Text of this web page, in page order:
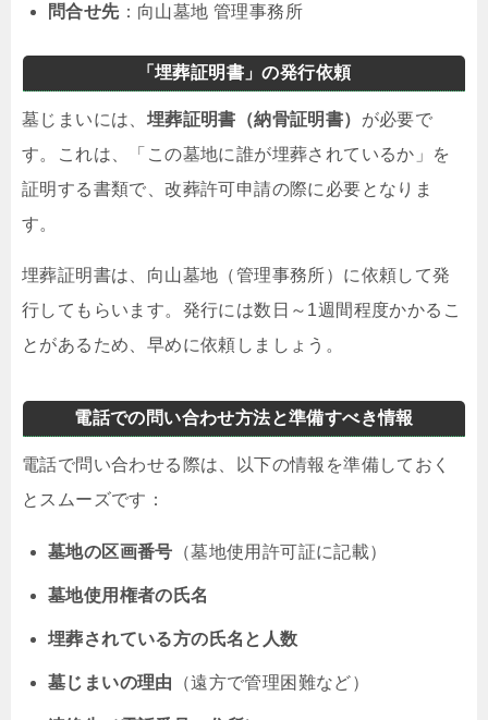
問合せ先：向山墓地 管理事務所
「埋葬証明書」の発行依頼
墓じまいには、 埋葬証明書（納骨証明書） が必要で
す。これは、「この墓地に誰が埋葬されているか」を
証明する書類で、改葬許可申請の際に必要となりま
す。
埋葬証明書は、向山墓地（管理事務所）に依頼して発
行してもらいます。発行には数日～1週間程度かかるこ
とがあるため、早めに依頼しましょう。
電話での問い合わせ方法と準備すべき情報
電話で問い合わせる際は、以下の情報を準備しておく
とスムーズです：
墓地の区画番号 （墓地使用許可証に記載）
墓地使用権者の氏名
埋葬されている方の氏名と人数
墓じまいの理由 （遠方で管理困難など）